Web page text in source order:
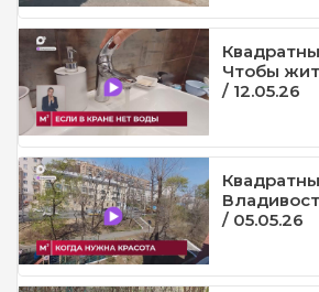
Чтобы
/ 12.05.26
/ 05.05.26